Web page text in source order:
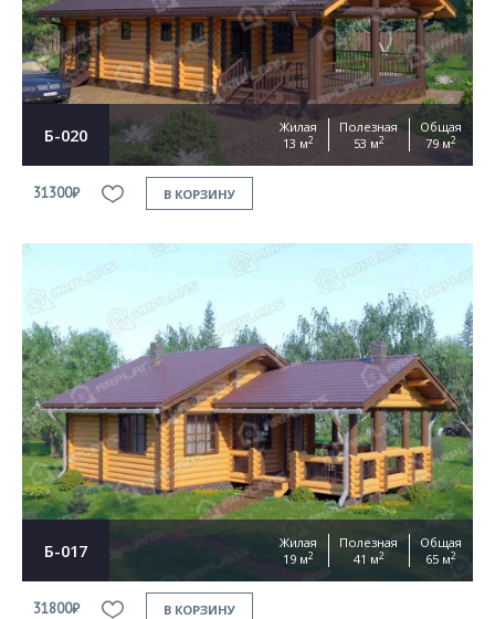
Б-020
Жилая
13 м2
Полезная
53 м2
Общая
79 м2
31300₽ В КОРЗИНУ
Б-017
Жилая
19 м2
Полезная
41 м2
Общая
65 м2
31800₽ В КОРЗИНУ
Согласен на обработку персональных данных
This site is protected by reCAPTCHA and the Google Privacy PolicyandTerms of Service
ОТПРАВИТЬ